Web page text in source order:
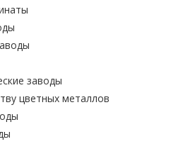
заводы
цветных металлов